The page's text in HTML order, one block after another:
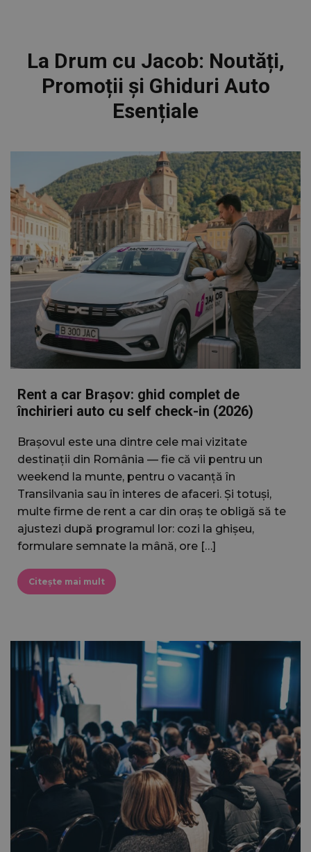
La Drum cu Jacob: Noutăți,
Promoții și Ghiduri Auto
Esențiale
Rent a car Brașov: ghid complet de
închirieri auto cu self check-in (2026)
Brașovul este una dintre cele mai vizitate
destinații din România — fie că vii pentru un
weekend la munte, pentru o vacanță în
Transilvania sau în interes de afaceri. Și totuși,
multe firme de rent a car din oraș te obligă să te
ajustezi după programul lor: cozi la ghișeu,
formulare semnate la mână, ore […]
Citește mai mult